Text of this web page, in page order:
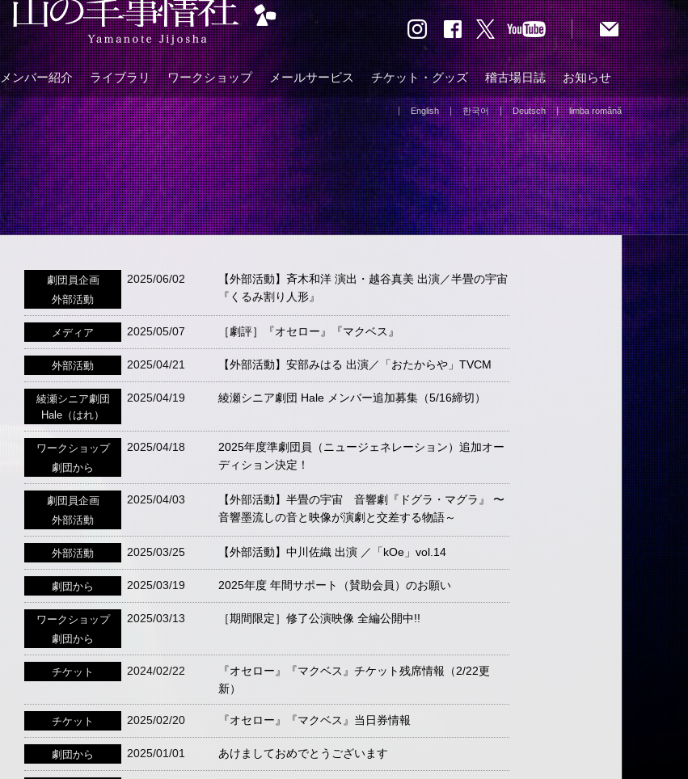
メンバー紹介 ライブラリ ワークショップ メールサービス チケット・グッズ 稽古場日誌 お知らせ
English 한국어 Deutsch limba română
【外部活動】斉木和洋 演出・越谷真美 出演／半畳の宇宙
『くるみ割り人形』
劇団員企画
外部活動
2025/06/02
［劇評］『オセロー』『マクベス』
メディア 2025/05/07
【外部活動】安部みはる 出演／「おたからや」TVCM
外部活動 2025/04/21
綾瀬シニア劇団 Hale メンバー追加募集（5/16締切）
綾瀬シニア劇団
Hale（はれ）
2025/04/19
2025年度準劇団員（ニュージェネレーション）追加オー
ディション決定！
ワークショップ
劇団から
2025/04/18
【外部活動】半畳の宇宙 音響劇『ドグラ・マグラ』 〜
音響墨流しの音と映像が演劇と交差する物語～
劇団員企画
外部活動
2025/04/03
【外部活動】中川佐織 出演 ／「kOe」vol.14
外部活動 2025/03/25
2025年度 年間サポート（賛助会員）のお願い
劇団から 2025/03/19
［期間限定］修了公演映像 全編公開中!!
ワークショップ
劇団から
2025/03/13
『オセロー』『マクベス』チケット残席情報（2/22更
新）
チケット 2024/02/22
『オセロー』『マクベス』当日券情報
チケット 2025/02/20
あけましておめでとうございます
劇団から 2025/01/01